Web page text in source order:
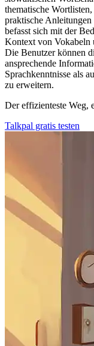
thematische
praktische
befasst sich mit der
Kontext von Vokabeln
Die Benutzer können
ansprechende
Sprachkenntnisse als
zu erweitern.
Der effizienteste Weg,
Talkpal gratis testen